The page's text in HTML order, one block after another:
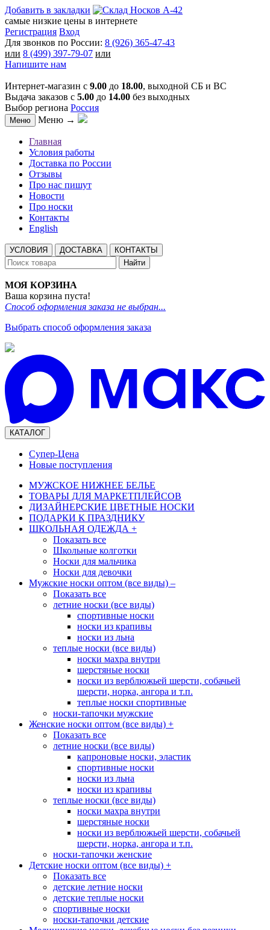
Добавить в закладки
самые низкие цены в интернете
Регистрация Вход
Для звонков по России: 8 (926) 365-47-43
или 8 (499) 397-79-07 или
Напишите нам
Интернет-магазин с 9.00 до 18.00, выходной СБ и ВС
Выдача заказов с 5.00 до 14.00 без выходных
Выбор региона Россия
Меню Меню →
Главная
Условия работы
Доставка по России
Отзывы
Про нас пишут
Новости
Про носки
Контакты
English
УСЛОВИЯ ДОСТАВКА
КОНТАКТЫ
Найти
МОЯ КОРЗИНА
Ваша корзина пуста!
Способ оформления заказа не выбран...
Выбрать способ оформления заказа
КАТАЛОГ
Супер-Цена
Новые поступления
МУЖСКОЕ НИЖНЕЕ БЕЛЬЕ
ТОВАРЫ ДЛЯ МАРКЕТПЛЕЙСОВ
ДИЗАЙНЕРСКИЕ ЦВЕТНЫЕ НОСКИ
ПОДАРКИ К ПРАЗДНИКУ
ШКОЛЬНАЯ ОДЕЖДА +
Показать все
Школьные колготки
Носки для мальчика
Носки для девочки
Мужские носки оптом (все виды) –
Показать все
летние носки (все виды)
спортивные носки
носки из крапивы
носки из льна
теплые носки (все виды)
носки махра внутри
шерстяные носки
носки из верблюжьей шерсти, собачьей
шерсти, норка, ангора и т.п.
теплые носки спортивные
носки-тапочки мужские
Женские носки оптом (все виды) +
Показать все
летние носки (все виды)
капроновые носки, эластик
спортивные носки
носки из льна
носки из крапивы
теплые носки (все виды)
носки махра внутри
шерстяные носки
носки из верблюжьей шерсти, собачьей
шерсти, норка, ангора и т.п.
носки-тапочки женские
Детские носки оптом (все виды) +
Показать все
детские летние носки
детские теплые носки
спортивные носки
носки-тапочки детские